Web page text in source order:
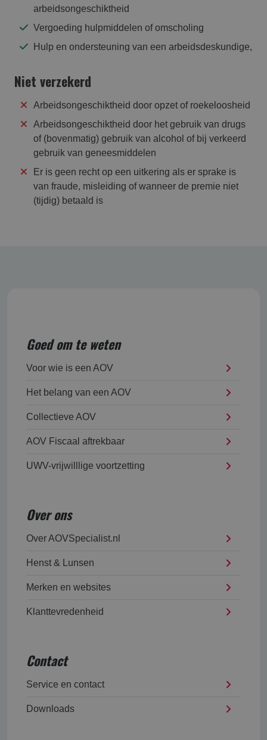
arbeidsongeschiktheid
Vergoeding hulpmiddelen of omscholing
Hulp en ondersteuning van een arbeidsdeskundige,
Niet verzekerd
Arbeidsongeschiktheid door opzet of roekeloosheid
Arbeidsongeschiktheid door het gebruik van drugs
of (bovenmatig) gebruik van alcohol of bij verkeerd
gebruik van geneesmiddelen
Er is geen recht op een uitkering als er sprake is
van fraude, misleiding of wanneer de premie niet
(tijdig) betaald is
Goed om te weten
Voor wie is een AOV
Het belang van een AOV
Collectieve AOV
AOV Fiscaal aftrekbaar
UWV-vrijwilllige voortzetting
Over ons
Over AOVSpecialist.nl
Henst & Lunsen
Merken en websites
Klanttevredenheid
Contact
Service en contact
Downloads